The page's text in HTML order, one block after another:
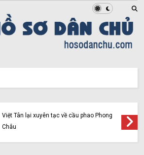
Việt Tân lại xuyên tạc về cầu phao Phong
Châu